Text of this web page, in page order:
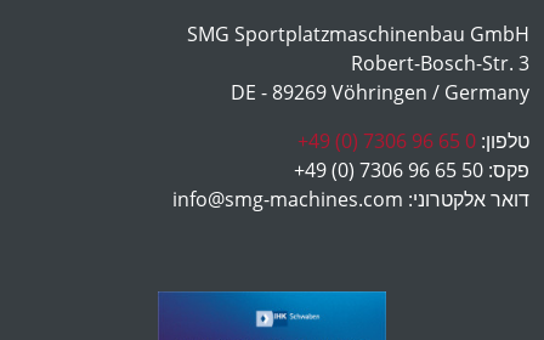
SMG Sportplatzmaschinenbau GmbH
Robert-Bosch-Str. 3
DE - 89269 Vöhringen / Germany
טלפון: +49 (0) 7306 96 65 0
פקס: +49 (0) 7306 96 65 50
דואר אלקטרוני: info@smg-machines.com